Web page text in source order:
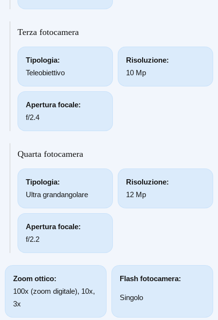
Terza fotocamera
Tipologia:
Teleobiettivo
Risoluzione:
10 Mp
Apertura focale:
f/2.4
Quarta fotocamera
Tipologia:
Ultra grandangolare
Risoluzione:
12 Mp
Apertura focale:
f/2.2
Zoom ottico:
100x (zoom digitale), 10x,
3x
Flash fotocamera:
Singolo